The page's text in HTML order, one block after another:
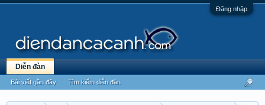
Đăng nhập
Diễn đàn
Bài viết gần đây Tìm kiếm diễn đàn